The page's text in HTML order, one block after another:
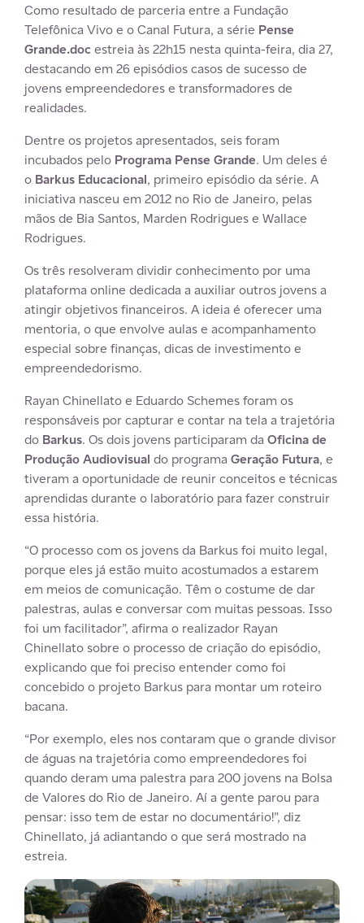
Como resultado de parceria entre a Fundação
Telefônica Vivo e o Canal Futura, a série Pense
Grande.docestreia às 22h15 nesta quinta-feira, dia 27,
destacando em 26 episódios casos de sucesso de
jovens empreendedores e transformadores de
realidades.
Dentre os projetos apresentados, seis foram
incubados pelo Programa Pense Grande. Um deles é
o Barkus Educacional, primeiro episódio da série. A
iniciativa nasceu em 2012 no Rio de Janeiro, pelas
mãos de Bia Santos, Marden Rodrigues e Wallace
Rodrigues.
Os três resolveram dividir conhecimento por uma
plataforma online dedicada a auxiliar outros jovens a
atingir objetivos financeiros. A ideia é oferecer uma
mentoria, o que envolve aulas e acompanhamento
especial sobre finanças, dicas de investimento e
empreendedorismo.
Rayan Chinellato e Eduardo Schemes foram os
responsáveis por capturar e contar na tela a trajetória
do Barkus. Os dois jovens participaram da Oficina de
Produção Audiovisual do programa Geração Futura, e
tiveram a oportunidade de reunir conceitos e técnicas
aprendidas durante o laboratório para fazer construir
essa história.
“O processo com os jovens da Barkus foi muito legal,
porque eles já estão muito acostumados a estarem
em meios de comunicação. Têm o costume de dar
palestras, aulas e conversar com muitas pessoas. Isso
foi um facilitador”, afirma o realizador Rayan
Chinellato sobre o processo de criação do episódio,
explicando que foi preciso entender como foi
concebido o projeto Barkus para montar um roteiro
bacana.
“Por exemplo, eles nos contaram que o grande divisor
de águas na trajetória como empreendedores foi
quando deram uma palestra para 200 jovens na Bolsa
de Valores do Rio de Janeiro. Aí a gente parou para
pensar: isso tem de estar no documentário!”, diz
Chinellato, já adiantando o que será mostrado na
estreia.